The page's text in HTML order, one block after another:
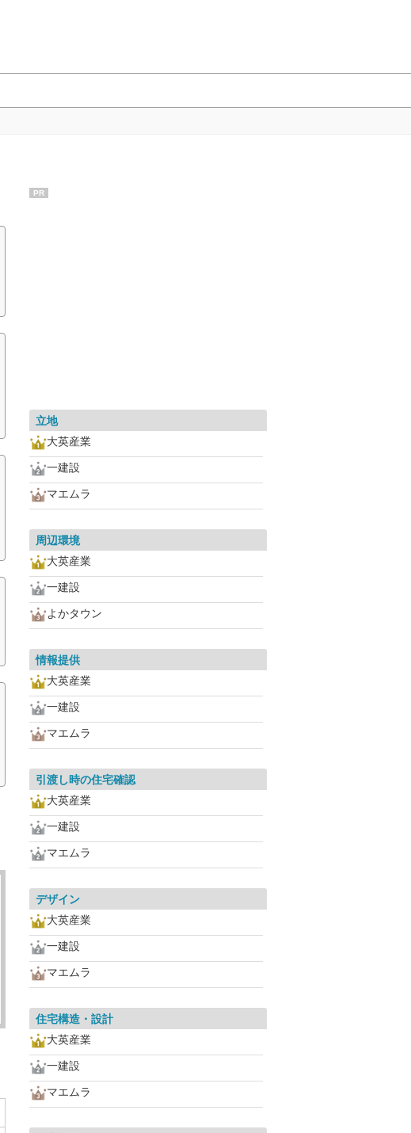
PR
立地
大英産業
一建設
マエムラ
周辺環境
大英産業
一建設
よかタウン
情報提供
大英産業
一建設
マエムラ
引渡し時の住宅確認
大英産業
一建設
マエムラ
デザイン
大英産業
一建設
マエムラ
住宅構造・設計
大英産業
一建設
マエムラ